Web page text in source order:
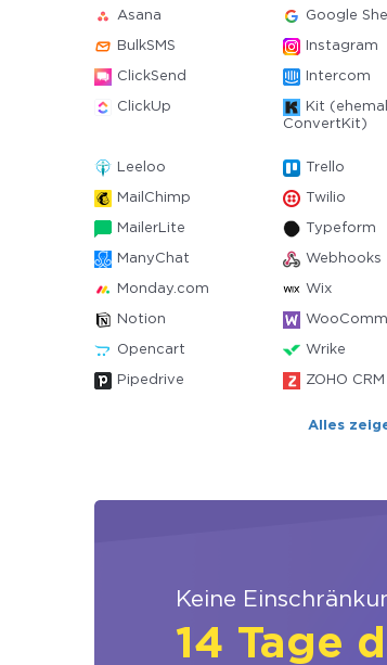
Asana Google
BulkSMS Instagram
ClickSend Intercom
ClickUp
Kit
ConvertKit)
Leeloo Trello
MailChimp Twilio
MailerLite Typeform
ManyChat Webhooks
Monday.com Wix
Notion
Opencart Wrike
Pipedrive ZOHO CRM
Alles
Keine
14 Tage